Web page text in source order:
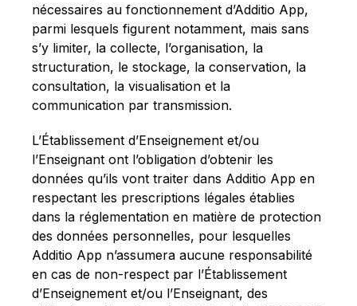
nécessaires au fonctionnement d’Additio App,
parmi lesquels figurent notamment, mais sans
s’y limiter, la collecte, l’organisation, la
structuration, le stockage, la conservation, la
consultation, la visualisation et la
communication par transmission.
L’Établissement d’Enseignement et/ou
l’Enseignant ont l’obligation d’obtenir les
données qu’ils vont traiter dans Additio App en
respectant les prescriptions légales établies
dans la réglementation en matière de protection
des données personnelles, pour lesquelles
Additio App n’assumera aucune responsabilité
en cas de non-respect par l’Établissement
d’Enseignement et/ou l’Enseignant, des